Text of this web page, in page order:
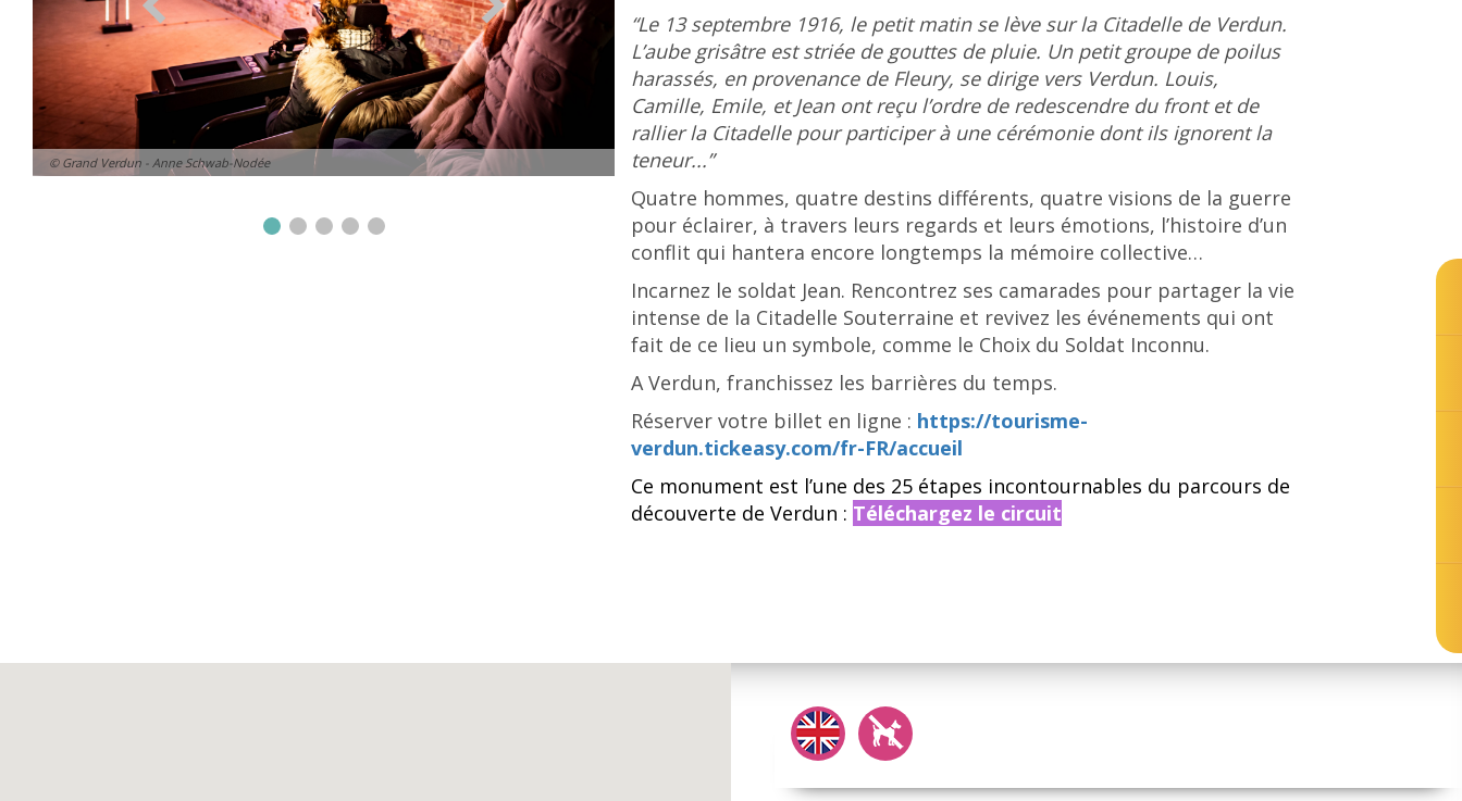
© Grand Verdun - Anne Schwab-Nodée © Grand Verdun - Anne Schwab-Nodée
“Le 13 septembre 1916, le petit matin se lève sur la Citadelle de Verdun.
L’aube grisâtre est striée de gouttes de pluie. Un petit groupe de poilus
harassés, en provenance de Fleury, se dirige vers Verdun. Louis,
Camille, Emile, et Jean ont reçu l’ordre de redescendre du front et de
rallier la Citadelle pour participer à une cérémonie dont ils ignorent la
teneur...”
Quatre hommes, quatre destins différents, quatre visions de la guerre
pour éclairer, à travers leurs regards et leurs émotions, l’histoire d’un
conflit qui hantera encore longtemps la mémoire collective…
Incarnez le soldat Jean. Rencontrez ses camarades pour partager la vie
intense de la Citadelle Souterraine et revivez les événements qui ont
fait de ce lieu un symbole, comme le Choix du Soldat Inconnu.
A Verdun, franchissez les barrières du temps.
Réserver votre billet en ligne : https://tourisme-
verdun.tickeasy.com/fr-FR/accueil
Ce monument est l’une des 25 étapes incontournables du parcours de
découverte de Verdun : Téléchargez le circuit